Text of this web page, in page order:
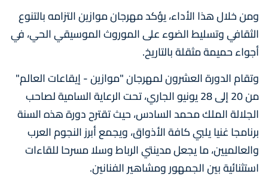
ومن خلال هذا الأداء، يؤكد مهرجان موازين التزامه بالتنوع
الثقافي وتسليط الضوء على الموروث الموسيقي الحي، في
أجواء حميمة مثقلة بالتاريخ.
وتقام الدورة العشرون لمهرجان "موازين - إيقاعات العالم"
من 20 إلى 28 يونيو الجاري، تحت الرعاية السامية لصاحب
الجلالة الملك محمد السادس، حيث تقترح دورة هذه السنة
برنامجا غنيا يلبي كافة الأذواق، ويجمع أبرز النجوم العرب
والعالميين، ما يجعل مدينتي الرباط وسلا مسرحا للقاءات
استثنائية بين الجمهور ومشاهير الفنانين.